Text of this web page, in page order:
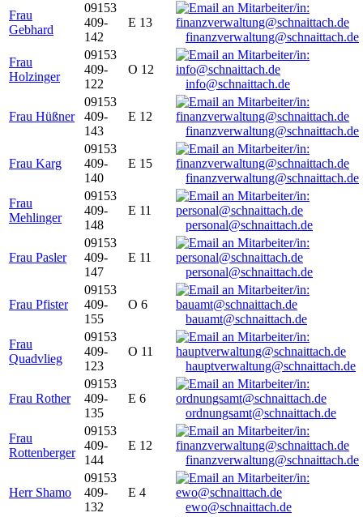
Frau
Gebhard
09153
409-
142
E 13
finanzverwaltung@schnaittach.de
Frau
Holzinger
09153
409-
122
O 12
info@schnaittach.de
Frau Hüßner
09153
409-
143
E 12
finanzverwaltung@schnaittach.de
Frau Karg
09153
409-
140
E 15
finanzverwaltung@schnaittach.de
Frau
Mehlinger
09153
409-
148
E 11
personal@schnaittach.de
Frau Pasler
09153
409-
147
E 11
personal@schnaittach.de
Frau Pfister
09153
409-
155
O 6
bauamt@schnaittach.de
Frau
Quadvlieg
09153
409-
123
O 11
hauptverwaltung@schnaittach.de
Frau Rother
09153
409-
135
E 6
ordnungsamt@schnaittach.de
Frau
Rottenberger
09153
409-
144
E 12
finanzverwaltung@schnaittach.de
Herr Shamo
09153
409-
132
E 4
ewo@schnaittach.de